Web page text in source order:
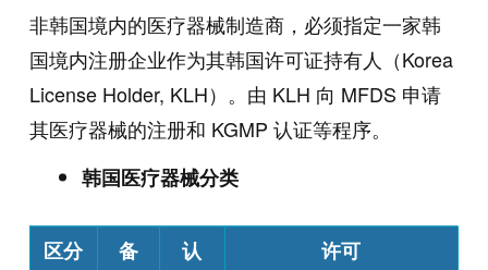
非韩国境内的医疗器械制造商，必须指定一家韩
国境内注册企业作为其韩国许可证持有人（Korea
License Holder, KLH）。由 KLH 向 MFDS 申请
其医疗器械的注册和 KGMP 认证等程序。
韩国医疗器械分类
区分
备
认
许可